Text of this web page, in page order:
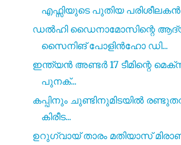
എഫ്സിയുടെ പുതിയ പരിശീലകൻ
ഡൽഹി ഡൈനാമോസിന്റെ
സൈനിങ്‌ പോളിൻഹോ ഡി...
ഇന്ത്യൻ അണ്ടർ 17 ടീമിന്റെ
പുനക്...
കപ്പിനും ചുണ്ടിനുമിടയിൽ
കിരീട...
ഉറുഗ്വായ് താരം മതിയാസ്